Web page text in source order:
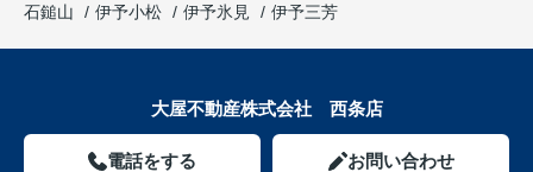
石鎚山
伊予小松 伊予氷見 伊予三芳
大屋不動産株式会社 西条店
電話をする お問い合わせ